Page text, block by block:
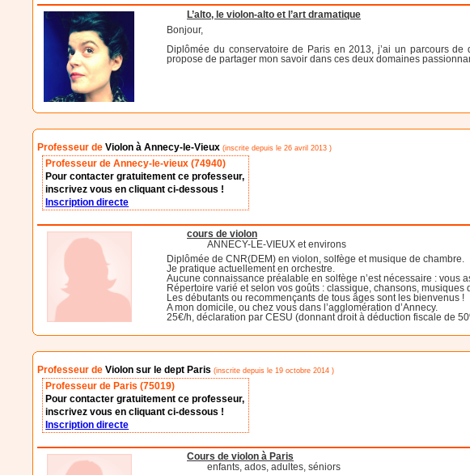
L’alto, le violon-alto et l’art dramatique
Bonjour,
Diplômée du conservatoire de Paris en 2013, j’ai un parcours
propose de partager mon savoir dans ces deux domaines
Professeur deViolon à Annecy-le-Vieux (inscrite depuis le 26 avril 2013 )
Professeur de Annecy-le-vieux (74940)
Pour contacter gratuitement ce professeur,
inscrivez vous en cliquant ci-dessous !
Inscription directe
cours de violon
ANNECY-LE-VIEUX et environs
Diplômée de CNR(DEM) en violon, solfège et musique de chambre.
Je pratique actuellement en orchestre.
Aucune connaissance préalable en solfège n’est nécessaire : vous
Répertoire varié et selon vos goûts : classique, chansons,
Les débutants ou recommençants de tous âges sont les bienvenus !
A mon domicile, ou chez vous dans l’agglomération d’Annecy.
25€/h, déclaration par CESU (donnant droit à déduction fiscale de
Professeur deViolon sur le dept Paris (inscrite depuis le 19 octobre 2014 )
Professeur de Paris (75019)
Pour contacter gratuitement ce professeur,
inscrivez vous en cliquant ci-dessous !
Inscription directe
Cours de violon à Paris
enfants, ados, adultes, séniors